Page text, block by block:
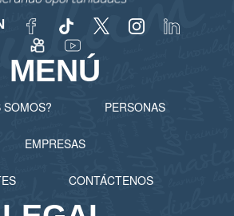
MENÚ
SOMOS? PERSONAS
EMPRESAS
CONTÁCTENOS